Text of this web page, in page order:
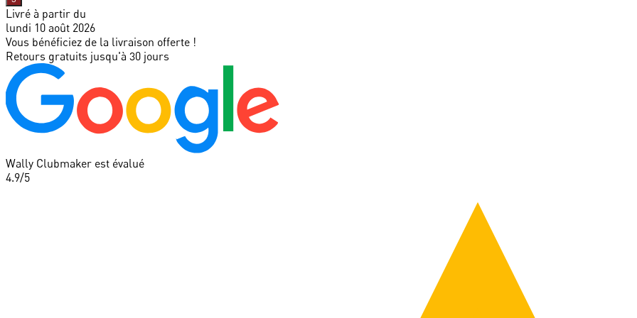
Livré à partir du
lundi 10 août 2026
Vous bénéficiez de la livraison offerte !
Retours gratuits jusqu'à 30 jours
Wally Clubmaker est évalué
4.9/5